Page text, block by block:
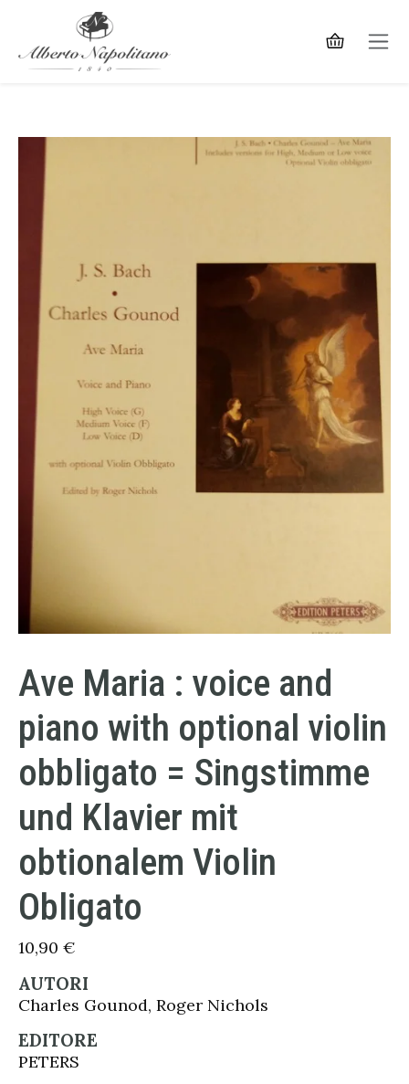
Ave Maria : voice and
piano with optional violin
obbligato = Singstimme
und Klavier mit
obtionalem Violin
Obligato
10,90 €
AUTORI
Charles Gounod, Roger Nichols
EDITORE
PETERS